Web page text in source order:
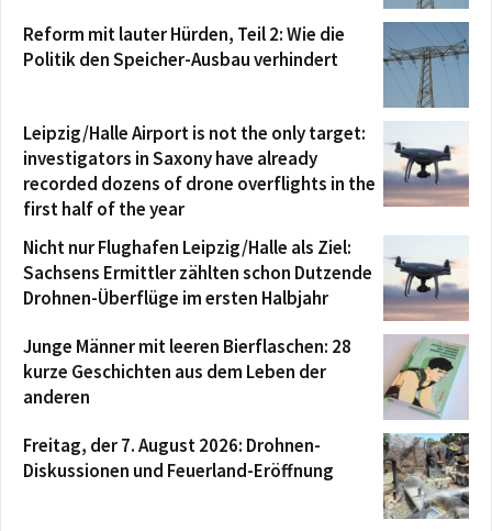
Reform mit lauter Hürden, Teil 2: Wie die
Politik den Speicher-Ausbau verhindert
Leipzig/Halle Airport is not the only target:
investigators in Saxony have already
recorded dozens of drone overflights in the
first half of the year
Nicht nur Flughafen Leipzig/Halle als Ziel:
Sachsens Ermittler zählten schon Dutzende
Drohnen-Überflüge im ersten Halbjahr
Junge Männer mit leeren Bierflaschen: 28
kurze Geschichten aus dem Leben der
anderen
Freitag, der 7. August 2026: Drohnen-
Diskussionen und Feuerland-Eröffnung